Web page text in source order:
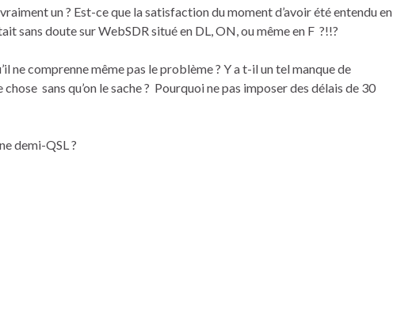
un ? Est-ce que la satisfaction du moment d’avoir été entendu en
sans doute sur WebSDR situé en DL, ON, ou même en F ?!!?
ne comprenne même pas le problème ? Y a t-il un tel manque de
sans qu’on le sache ? Pourquoi ne pas imposer des délais de 30
demi-QSL ?